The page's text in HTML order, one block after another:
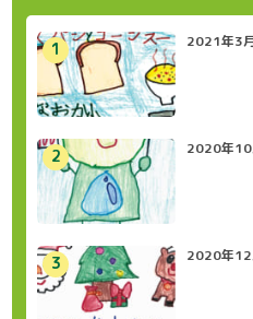
2021年3
2020年10
2020年12